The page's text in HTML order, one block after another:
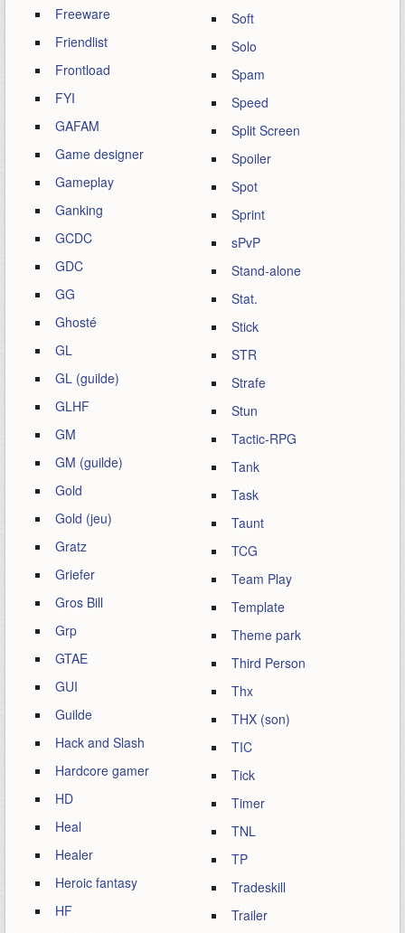
Freeware
Friendlist
Frontload
FYI
GAFAM
Game designer
Gameplay
Ganking
GCDC
GDC
GG
Ghosté
GL
GL (guilde)
GLHF
GM
GM (guilde)
Gold
Gold (jeu)
Gratz
Griefer
Gros Bill
Grp
GTAE
GUI
Guilde
Hack and Slash
Hardcore gamer
HD
Heal
Healer
Heroic fantasy
HF
Soft
Solo
Spam
Speed
Split Screen
Spoiler
Spot
Sprint
sPvP
Stand-alone
Stat.
Stick
STR
Strafe
Stun
Tactic-RPG
Tank
Task
Taunt
TCG
Team Play
Template
Theme park
Third Person
Thx
THX (son)
TIC
Tick
Timer
TNL
TP
Tradeskill
Trailer